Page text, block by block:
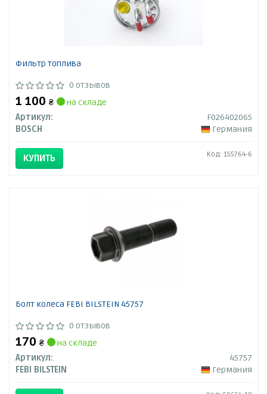
Фильтр топлива
0 отзывов
1 100 ₴
на складе
Артикул:
F026402065
BOSCH
Германия
КУПИТЬ Код: 155764-6
Болт колеса FEBI BILSTEIN 45757
0 отзывов
170 ₴
на складе
Артикул:
45757
FEBI BILSTEIN
Германия